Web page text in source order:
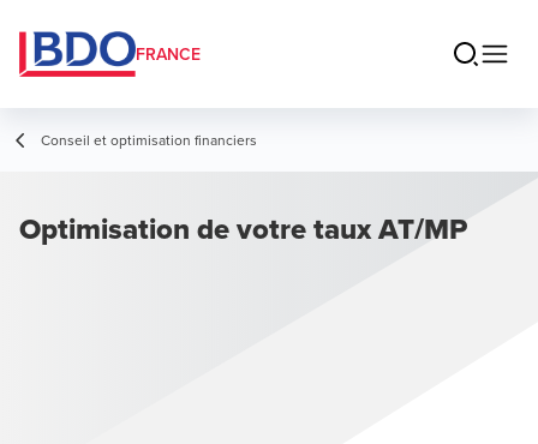
FRANCE
Conseil et optimisation financiers
Optimisation de votre taux AT/MP